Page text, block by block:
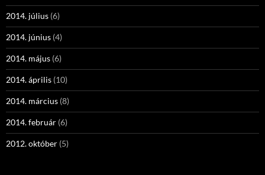
2014. július (6)
2014. június (4)
2014. május (6)
2014. április (10)
2014. március (8)
2014. február (6)
2012. október (5)